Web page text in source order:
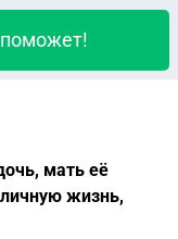
мать её
жизнь,